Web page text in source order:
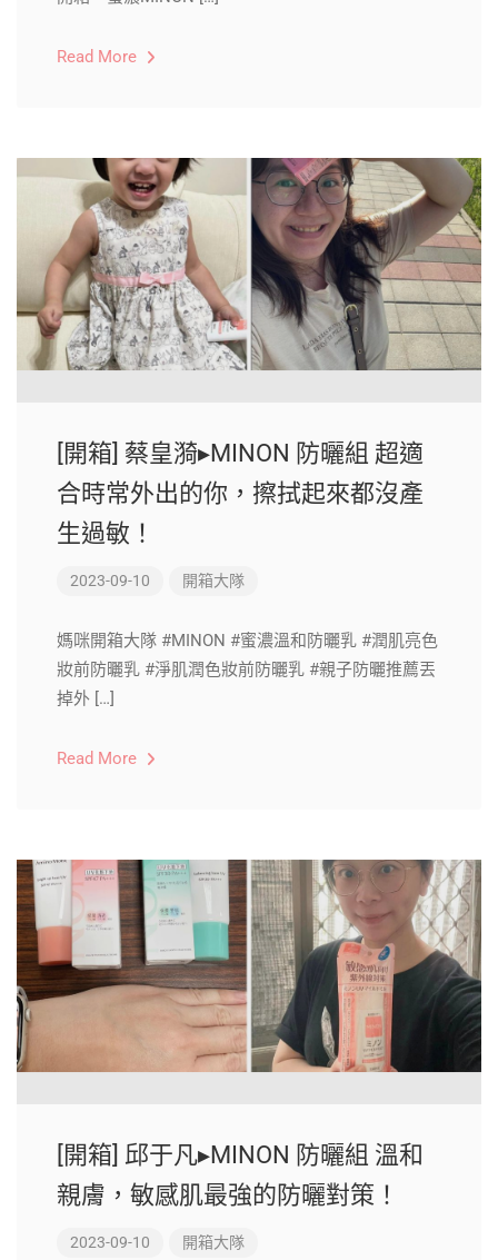
Read More
[開箱] 蔡皇漪▸MINON 防曬組 超適
合時常外出的你，擦拭起來都沒產
生過敏！
2023-09-10 開箱大隊
媽咪開箱大隊 #MINON #蜜濃溫和防曬乳 #潤肌亮色
妝前防曬乳 #淨肌潤色妝前防曬乳 #親子防曬推薦丟
掉外 […]
Read More
[開箱] 邱于凡▸MINON 防曬組 溫和
親膚，敏感肌最強的防曬對策！
2023-09-10 開箱大隊